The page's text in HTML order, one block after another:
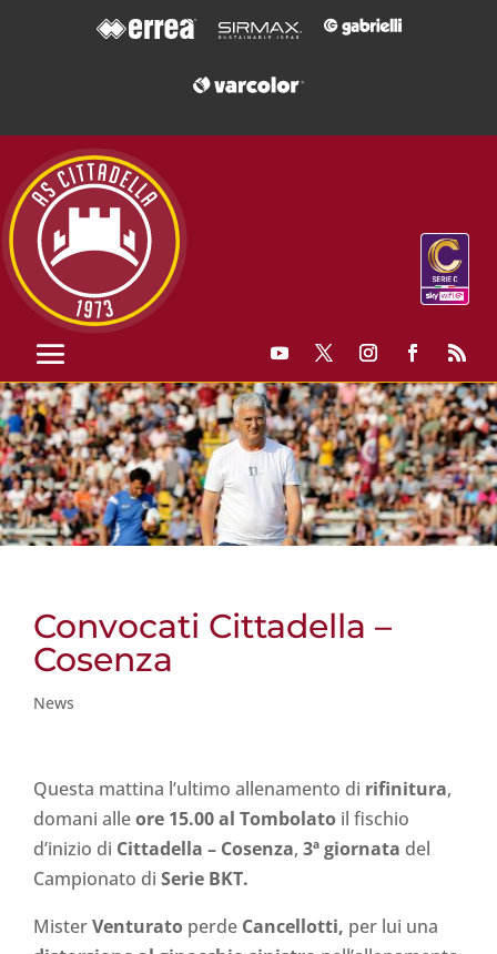
Convocati Cittadella –
Cosenza
News
Questa mattina l’ultimo allenamento di rifinitura,
domani alleore 15.00 al Tombolato il fischio
d’inizio di Cittadella – Cosenza, 3ª giornata del
Campionato di Serie BKT.
MisterVenturato perde Cancellotti, per lui una